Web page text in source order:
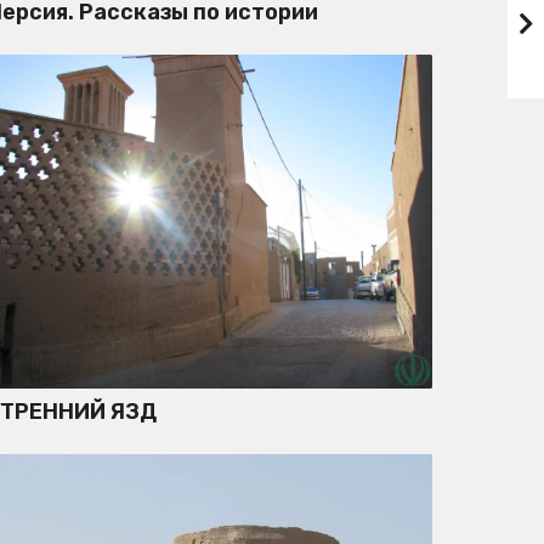
Рассказы по истории
ЯЗД